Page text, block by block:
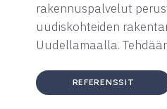
rakennuspalvelut
uudiskohteiden
Uudellamaalla.
REFERENSSIT